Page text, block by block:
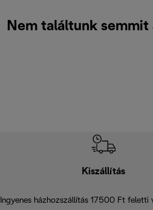
Nem találtunk
Kiszállítás
Ingyenes házhozszállítás 17500 Ft feletti